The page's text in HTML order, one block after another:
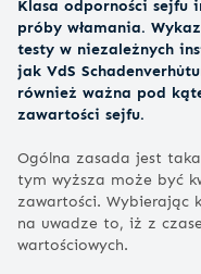
Klasa odporności sejfu
próby włamania.
testy w niezależnych
jak VdS
również ważna pod
zawartości sejfu.
Ogólna zasada jest
tym wyższa może być
zawartości. Wybierając
na uwadze to, iż z
wartościowych.